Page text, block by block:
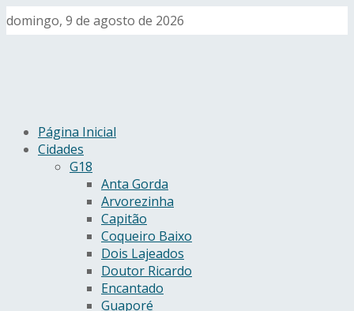
domingo, 9 de agosto de 2026
Página Inicial
Cidades
G18
Anta Gorda
Arvorezinha
Capitão
Coqueiro Baixo
Dois Lajeados
Doutor Ricardo
Encantado
Guaporé